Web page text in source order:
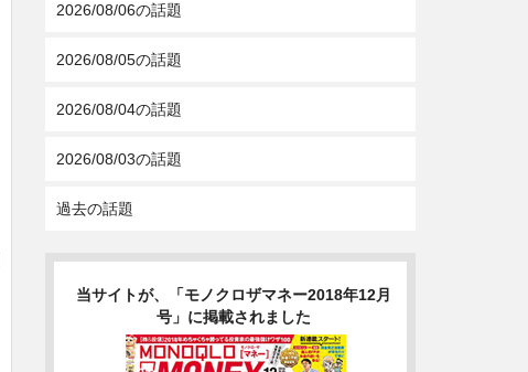
2026/08/06の話題
2026/08/05の話題
2026/08/04の話題
2026/08/03の話題
過去の話題
当サイトが、「モノクロザマネー2018年12月
号」に掲載されました